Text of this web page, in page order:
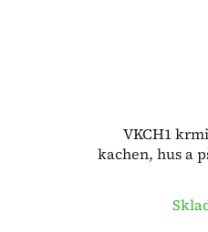
VKCH1
kachen, hus a